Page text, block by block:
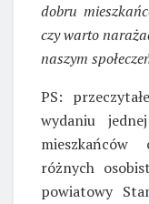
dobru
czy warto
naszym
PS:
wydaniu
różnych
powiatowy